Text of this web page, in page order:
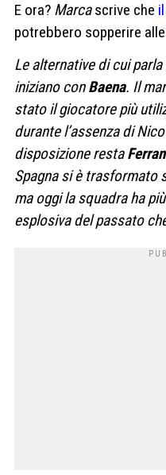
E ora? Marcascrive che
potrebbero sopperire
Le alternative di cui
iniziano conBaena. Il
stato il giocatore più
durante l’assenza di
disposizione restaFerran
Spagna si è trasformato
ma oggi la squadra ha
esplosiva del passato